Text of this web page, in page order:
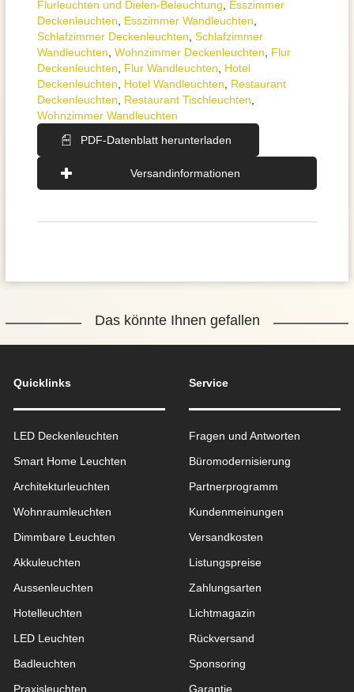
Flurleuchten und Dielen-Beleuchtung
Esszimmer
Deckenleuchten
Esszimmer Wandleuchten
Schlafzimmer Deckenleuchten Schlafzimmer
Wandleuchten Wohnzimmer Deckenleuchten
Flur
Deckenleuchten
Flur Wandleuchten
Hotel
Deckenleuchten
Hotel Wandleuchten
Restaurant
Deckenleuchten
Restaurant Tischleuchten
Wohnzimmer Wandleuchten
PDF-Datenblatt herunterladen
Versandinformationen
Das könnte Ihnen gefallen
Quicklinks
LED Deckenleuchten
Smart Home Leuchten
Architekturleuchten
Wohnraum­leuchten
Dimmbare Leuchten
Akkuleuchten
Aussen­leuchten
Hotelleuchten
LED Leuchten
Badleuchten
Praxisleuchten
Service
Fragen und Antworten
Büromodernisierung
Partnerprogramm
Kundenmeinungen
Versandkosten
Listungspreise
Zahlungsarten
Lichtmagazin
Rückversand
Sponsoring
Garantie